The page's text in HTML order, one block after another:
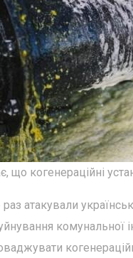
що когенераційні
раз атакували
комунальної